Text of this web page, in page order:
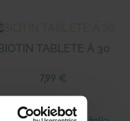
BIOTIN TABLETE Á 30
7,99 €